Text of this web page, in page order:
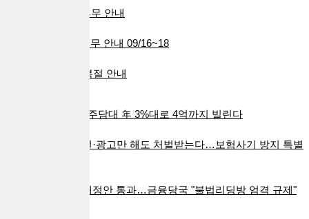
[공지] 10월 휴무 안내
[공지] 추석 휴무 안내 09/16~18
08/15(목) 광복절 안내
다자녀 가구, 주담대 年 3%대로 4억까지 빌린다
보험사기 알선·광고만 해도 처벌받는다…보험사기 방지 특별
자본시장법 개정안 통과…금융당국 "불법리딩방 엄격 규제"